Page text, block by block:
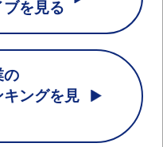
を見る
の
ングを見